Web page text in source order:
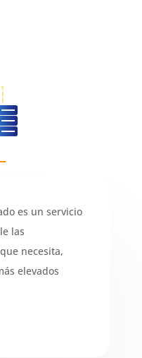
es un servicio
las
necesita,
elevados